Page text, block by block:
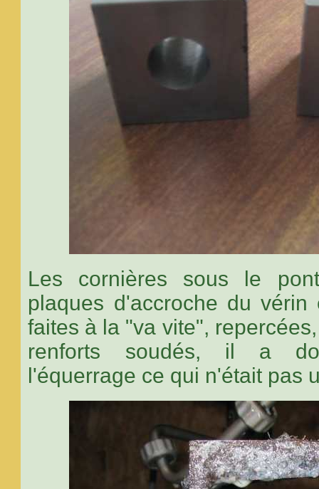
Les cornières sous le
plaques d'accroche du
faites à la "va vite",
renforts soudés, il a
l'équerrage ce qui n'était pas